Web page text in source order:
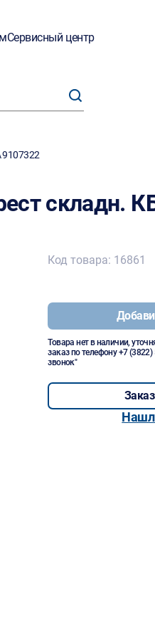
Сервисный центр
9107322
складн.
Код товара: 16861
Товара нет в наличии,
заказ по телефону+7 (3822)
звонок"